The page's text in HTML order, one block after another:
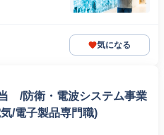
気になる
/防衛・電波システム事業
/電子製品専門職)